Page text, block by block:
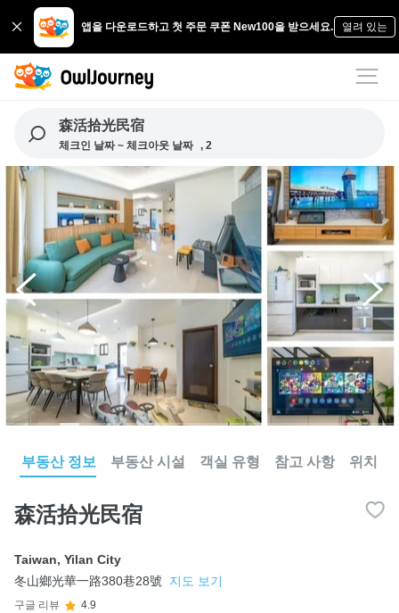
앱을 다운로드하고 첫 주문 쿠폰 New100을 받으세요. 열려 있는
森活拾光民宿
체크인 날짜 ~ 체크아웃 날짜 , 2
부동산 정보 부동산 시설 객실 유형 참고 사항 위치
森活拾光民宿
Taiwan, Yilan City
冬山鄉光華一路380巷28號
지도 보기
구글 리뷰
4.9